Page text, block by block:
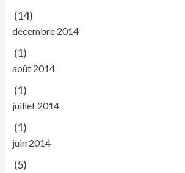
(14)
décembre 2014
(1)
août 2014
(1)
juillet 2014
(1)
juin 2014
(5)